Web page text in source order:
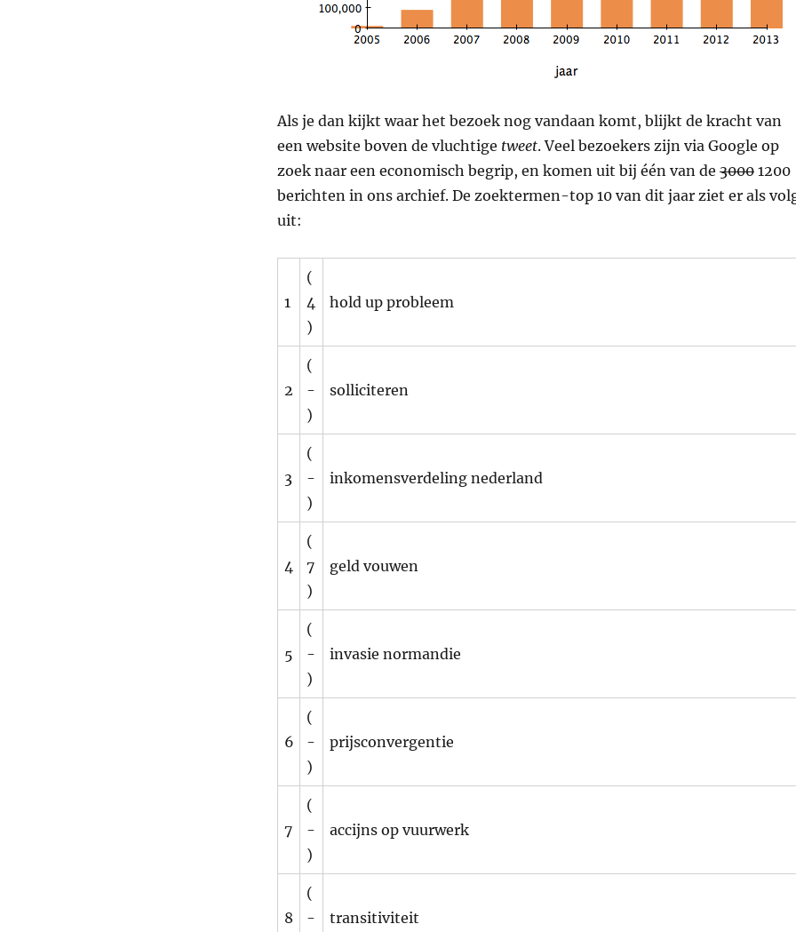
Als je dan kijkt waar het bezoek nog vandaan komt, blijkt de kracht van
een website boven de vluchtige tweet. Veel bezoekers zijn via Google op
zoek naar een economisch begrip, en komen uit bij één van de 3000 1200
berichten in ons archief. De zoektermen-top 10 van dit jaar ziet er als
uit:
1
(
4
)
hold up probleem
2
(
-
)
solliciteren
3
(
-
)
inkomensverdeling nederland
4
(
7
)
geld vouwen
5
(
-
)
invasie normandie
6
(
-
)
prijsconvergentie
7
(
-
)
accijns op vuurwerk
8
(
-
transitiviteit